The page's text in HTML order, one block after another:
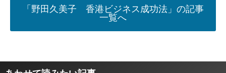
「野田久美子 香港ビジネス成功法」の記事
一覧へ